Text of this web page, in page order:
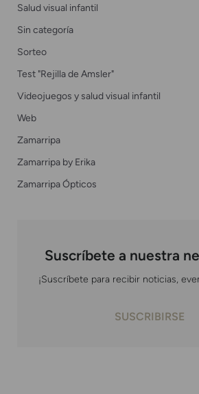
Salud visual infantil
Sin categoría
Sorteo
Test "Rejilla de Amsler"
Videojuegos y salud visual infantil
Web
Zamarripa
Zamarripa by Erika
Zamarripa Ópticos
Suscríbete a nuestra
¡Suscríbete para recibir noticias,
SUSCRIBIRSE